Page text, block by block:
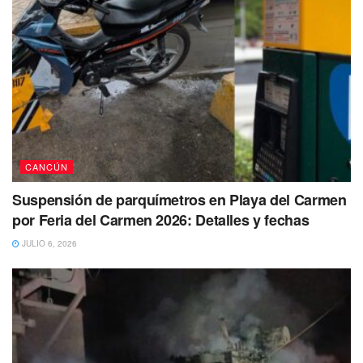
Sin embargo, durante esta tarde de miércoles 8 de marzo
cuerpos del sexo masculino las cuales contaban con alerta
de búsqueda.
Aunque la dependencia no dio más datos al respecto, de
acuerdo con el medio Quintana Roo Urbano se trataría de
CANCÚN
Suspensión de parquímetros en Playa del Carmen
por Feria del Carmen 2026: Detalles y fechas
JULIO 6, 2026